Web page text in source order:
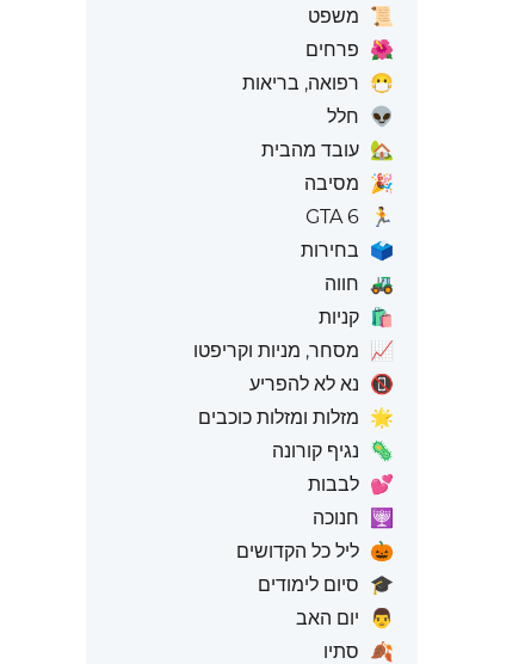
📜 משפט
🌺 פרחים
😷 רפואה, בריאות
👽 חלל
🏡 עובד מהבית
🎉 מסיבה
🏃
GTA 6
🗳️ בחירות
🚜 חווה
🛍️
קניות
📈
מסחר, מניות וקריפטו
📵 נא לא להפריע
🌟 מזלות ומזלות כוכבים
🦠 נגיף קורונה
💕 לבבות
🕎
חנוכה
🎃 ליל כל הקדושים
🎓 סיום לימודים
👨
יום האב
🍂 סתיו